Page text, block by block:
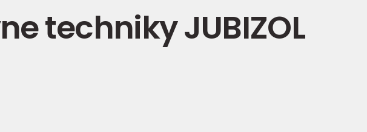
techniky JUBIZOL